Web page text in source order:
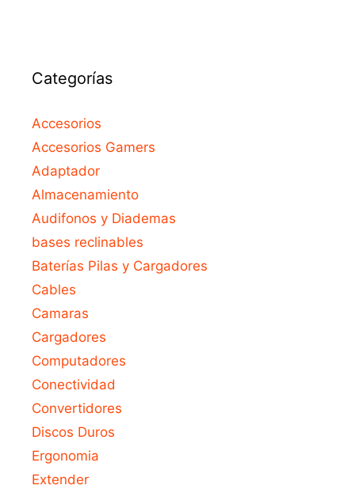
Categorías
Accesorios
Accesorios Gamers
Adaptador
Almacenamiento
Audifonos y Diademas
bases reclinables
Baterías Pilas y Cargadores
Cables
Camaras
Cargadores
Computadores
Conectividad
Convertidores
Discos Duros
Ergonomia
Extender